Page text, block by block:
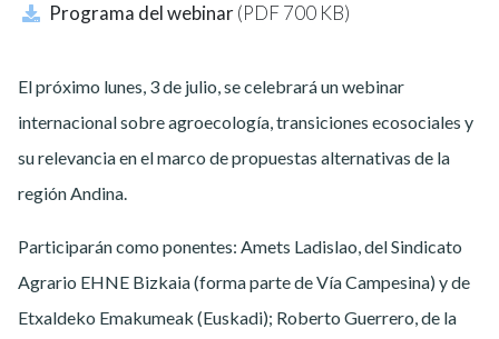
El próximo lunes, 3 de julio, se celebrará un webinar
internacional sobre agroecología, transiciones ecosociales y
su relevancia en el marco de propuestas alternativas de la
región Andina.
Participarán como ponentes: Amets Ladislao, del Sindicato
Agrario EHNE Bizkaia (forma parte de Vía Campesina) y de
Etxaldeko Emakumeak (Euskadi); Roberto Guerrero, de la
Programa del webinar(PDF 700 KB)